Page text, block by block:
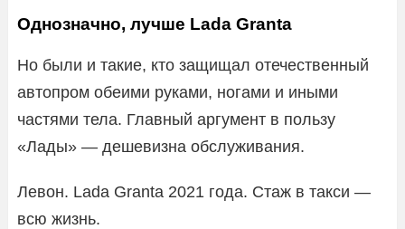
Однозначно, лучше Lada Granta
Но были и такие, кто защищал отечественный
автопром обеими руками, ногами и иными
частями тела. Главный аргумент в пользу
«Лады» — дешевизна обслуживания.
Левон. Lada Granta 2021 года. Стаж в такси —
всю жизнь.